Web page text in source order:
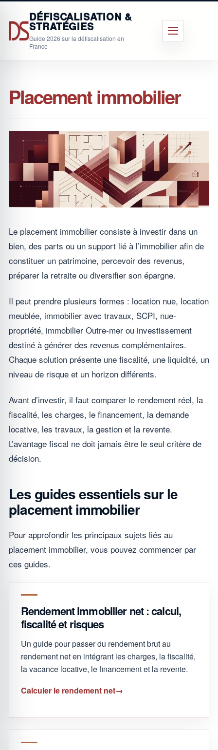
contenu
principal
DÉFISCALISATION &
STRATÉGIES
Guide 2026 sur la défiscalisation en
France
Menu
Placement immobilier
Le placement immobilier consiste à investir dans un
bien, des parts ou un support lié à l’immobilier afin de
constituer un patrimoine, percevoir des revenus,
préparer la retraite ou diversifier son épargne.
Il peut prendre plusieurs formes : location nue, location
meublée, immobilier avec travaux, SCPI, nue-
propriété, immobilier Outre-mer ou investissement
destiné à générer des revenus complémentaires.
Chaque solution présente une fiscalité, une liquidité, un
niveau de risque et un horizon différents.
Avant d’investir, il faut comparer le rendement réel, la
fiscalité, les charges, le financement, la demande
locative, les travaux, la gestion et la revente.
L’avantage fiscal ne doit jamais être le seul critère de
décision.
Les guides essentiels sur le
placement immobilier
Pour approfondir les principaux sujets liés au
placement immobilier, vous pouvez commencer par
ces guides.
Rendement immobilier net : calcul,
fiscalité et risques
Un guide pour passer du rendement brut au
rendement net en intégrant les charges, la fiscalité,
la vacance locative, le financement et la revente.
Calculer le rendement net